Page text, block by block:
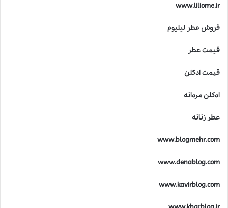
www.liliome.ir
فروش عطر لیلیوم
قیمت عطر
قیمت ادکلن
ادکلن مردانه
عطر زنانه
www.blogmehr.com
www.denablog.com
www.kavirblog.com